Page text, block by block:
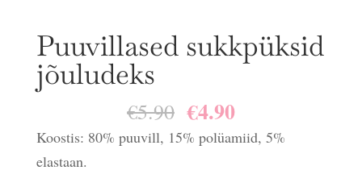
Puuvillased sukkpüksid
jõuludeks
€5.90 Algne
hind
€4.90Praegune
hind
Koostis: 80% puuvill, 15% polüamiid, 5%
elastaan.